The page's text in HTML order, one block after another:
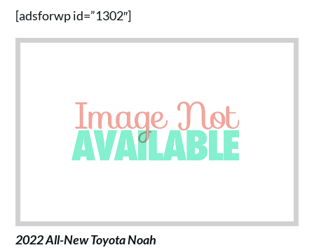
[adsforwp id=”1302″]
2022 All-New Toyota Noah